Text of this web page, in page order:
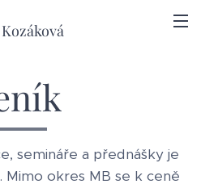
semináře a přednášky je
Mimo okres MB se k ceně